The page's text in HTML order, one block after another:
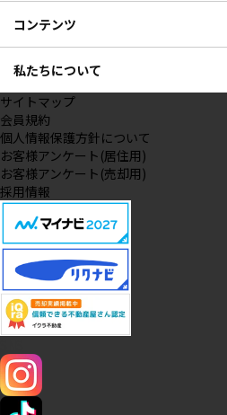
コンテンツ
私たちについて
サイトマップ
会員規約
個人情報保護方針について
お客様アンケート(居住用)
お客様アンケート(売却用)
採用情報